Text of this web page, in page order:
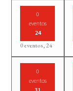
0
eventos
24
0 eventos,24
0
eventos